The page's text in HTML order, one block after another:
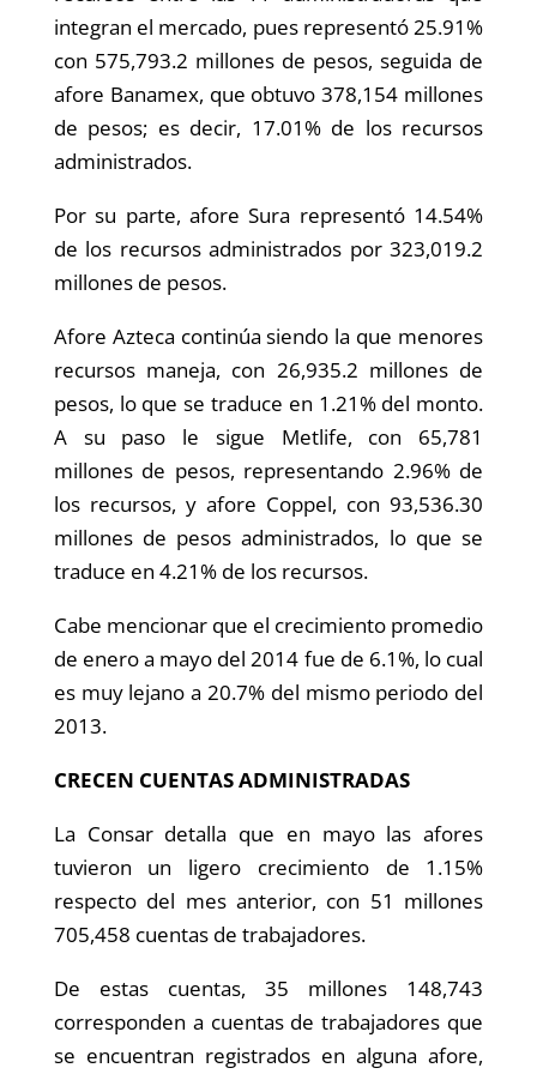
integran el mercado, pues representó 25.91%
con 575,793.2 millones de pesos, seguida de
afore Banamex, que obtuvo 378,154 millones
de pesos; es decir, 17.01% de los recursos
administrados.
Por su parte, afore Sura representó 14.54%
de los recursos administrados por 323,019.2
millones de pesos.
Afore Azteca continúa siendo la que menores
recursos maneja, con 26,935.2 millones de
pesos, lo que se traduce en 1.21% del monto.
A su paso le sigue Metlife, con 65,781
millones de pesos, representando 2.96% de
los recursos, y afore Coppel, con 93,536.30
millones de pesos administrados, lo que se
traduce en 4.21% de los recursos.
Cabe mencionar que el crecimiento promedio
de enero a mayo del 2014 fue de 6.1%, lo cual
es muy lejano a 20.7% del mismo periodo del
2013.
CRECEN CUENTAS ADMINISTRADAS
La Consar detalla que en mayo las afores
tuvieron un ligero crecimiento de 1.15%
respecto del mes anterior, con 51 millones
705,458 cuentas de trabajadores.
De estas cuentas, 35 millones 148,743
corresponden a cuentas de trabajadores que
se encuentran registrados en alguna afore,